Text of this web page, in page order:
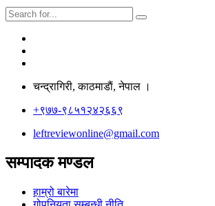
चन्द्रागिरी, काठमाडाैं, नेपाल ।
+९७७-९८५१२४२६६९
leftreviewonline@gmail.com
सम्पादक मण्डल
हाम्रो बारेमा